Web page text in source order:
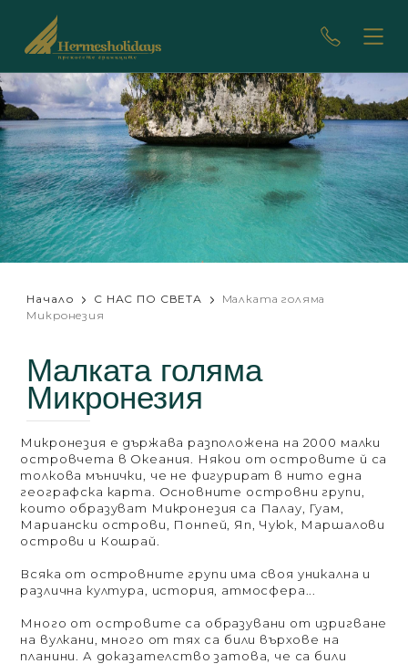
Начало С НАС ПО СВЕТА
Малката голяма
Микронезия
Малката голяма
Микронезия
Микронезия е държава разположена на 2000 малки
островчета в Океания. Някои от островите й са
толкова мънички, че не фигурират в нито една
географска карта. Основните островни групи,
които образуват Микронезия са Палау, Гуам,
Мариански острови, Понпей, Яп, Чуюк, Маршалови
острови и Кошрай.
Всяка от островните групи има своя уникална и
различна култура, история, атмосфера...
Много от островите са образувани от изригване
на вулкани, много от тях са били върхове на
планини. А доказателство затова, че са били